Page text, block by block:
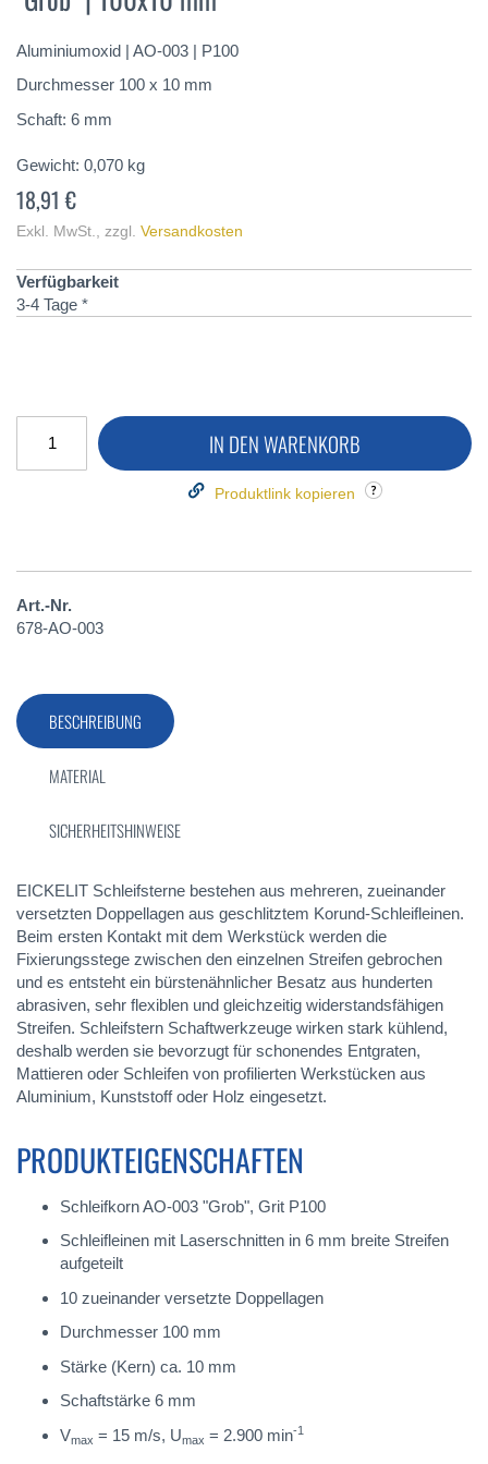
springen
Aluminiumoxid | AO-003 | P100
Durchmesser 100 x 10 mm
Schaft: 6 mm
Gewicht: 0,070 kg
18,91 €
Exkl. MwSt. zzgl. Versandkosten
Verfügbarkeit
3-4 Tage *
IN DEN WARENKORB
Produktlink kopieren
Art.-Nr.
678-AO-003
BESCHREIBUNG
EICKELIT Schleifsterne bestehen aus mehreren, zueinander
versetzten Doppellagen aus geschlitztem Korund-Schleifleinen.
Beim ersten Kontakt mit dem Werkstück werden die
Fixierungsstege zwischen den einzelnen Streifen gebrochen
und es entsteht ein bürstenähnlicher Besatz aus hunderten
abrasiven, sehr flexiblen und gleichzeitig widerstandsfähigen
Streifen. Schleifstern Schaftwerkzeuge wirken stark kühlend,
deshalb werden sie bevorzugt für schonendes Entgraten,
Mattieren oder Schleifen von profilierten Werkstücken aus
Aluminium, Kunststoff oder Holz eingesetzt.
PRODUKTEIGENSCHAFTEN
Schleifkorn AO-003 "Grob", Grit P100
Schleifleinen mit Laserschnitten in 6 mm breite Streifen
aufgeteilt
10 zueinander versetzte Doppellagen
Durchmesser 100 mm
Stärke (Kern) ca. 10 mm
Schaftstärke 6 mm
Vmax = 15 m/s, Umax = 2.900 min-1
MATERIAL
SICHERHEITSHINWEISE